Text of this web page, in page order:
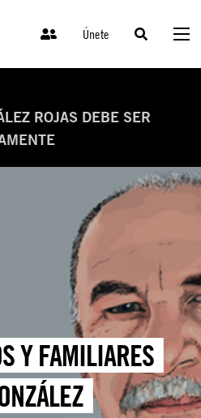
Únete
ROJAS DEBE SER
Y FAMILIARES